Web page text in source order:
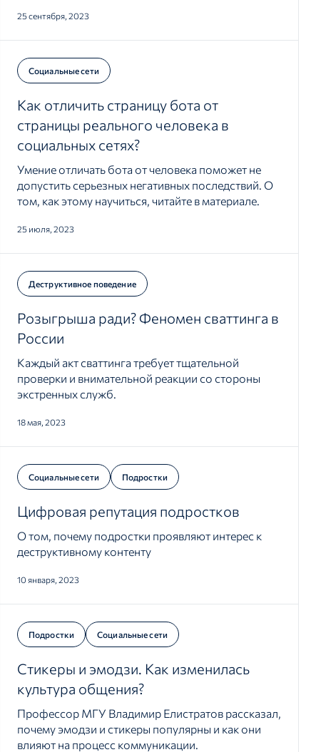
25 сентября, 2023
Социальные сети
Как отличить страницу бота от
страницы реального человека в
социальных сетях?
Умение отличать бота от человека поможет не
допустить серьезных негативных последствий. О
том, как этому научиться, читайте в материале.
25 июля, 2023
Деструктивное поведение
Розыгрыша ради? Феномен сваттинга в
России
Каждый акт сваттинга требует тщательной
проверки и внимательной реакции со стороны
экстренных служб.
18 мая, 2023
Социальные сети Подростки
Цифровая репутация подростков
О том, почему подростки проявляют интерес к
деструктивному контенту
10 января, 2023
Подростки Социальные сети
Стикеры и эмодзи. Как изменилась
культура общения?
Профессор МГУ Владимир Елистратов рассказал,
почему эмодзи и стикеры популярны и как они
влияют на процесс коммуникации.